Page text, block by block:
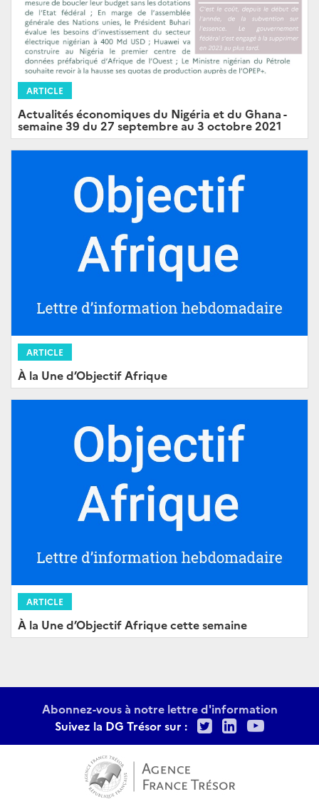
ARTICLE
Actualités économiques du Nigéria et du Ghana -
semaine 39 du 27 septembre au 3 octobre 2021
ARTICLE
À la Une d’Objectif Afrique
ARTICLE
À la Une d’Objectif Afrique cette semaine
Abonnez-vous à notre lettre d'information
Suivez la DG Trésor sur :
TwitterLinkedIn